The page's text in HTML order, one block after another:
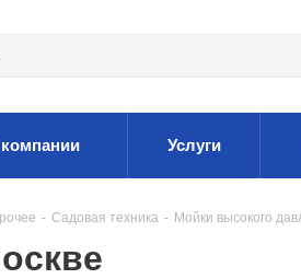
Услуги
- Садовая техника - Мойки высокого